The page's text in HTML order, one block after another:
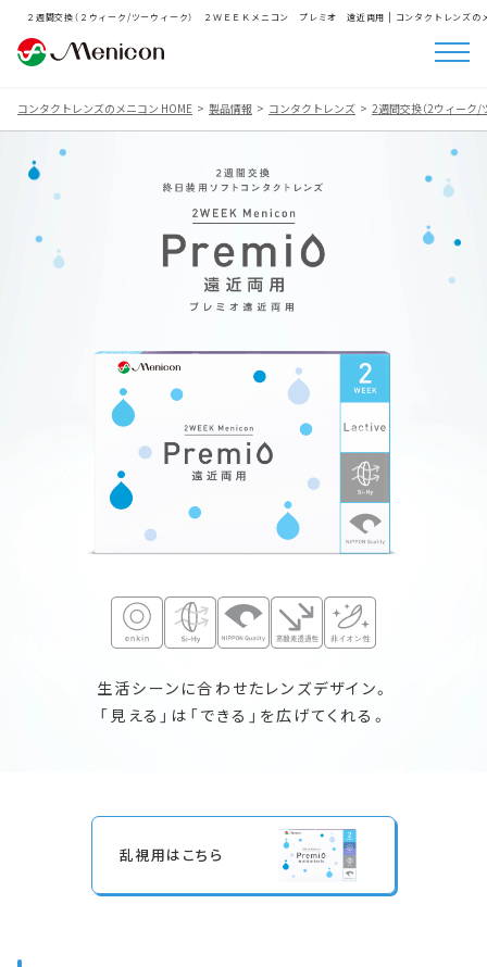
２週間交換（２ウィーク/ツーウィーク） ２ＷＥＥＫメニコン プレミオ 遠近両用 | コンタクトレンズの
コンタクトレンズのメニコン HOME 製品情報 コンタクトレンズ 2週間交換（2ウィーク/
生活シーンに合わせたレンズデザイン。
「見える」は「できる」を広げてくれる。
乱視用はこちら